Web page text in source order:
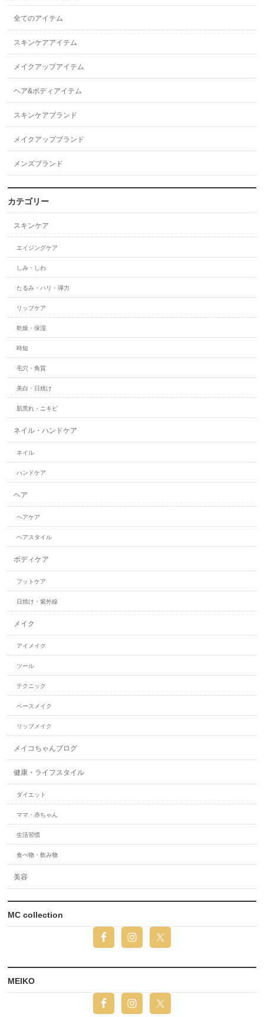
全てのアイテム
スキンケアアイテム
メイクアップアイテム
ヘア&ボディアイテム
スキンケアブランド
メイクアップブランド
メンズブランド
カテゴリー
スキンケア
エイジングケア
しみ・しわ
たるみ・ハリ・弾力
リップケア
乾燥・保湿
時短
毛穴・角質
美白・日焼け
肌荒れ・ニキビ
ネイル・ハンドケア
ネイル
ハンドケア
ヘア
ヘアケア
ヘアスタイル
ボディケア
フットケア
日焼け・紫外線
メイク
アイメイク
ツール
テクニック
ベースメイク
リップメイク
メイコちゃんブログ
健康・ライフスタイル
ダイエット
ママ・赤ちゃん
生活習慣
食べ物・飲み物
美容
MC collection
MEIKO